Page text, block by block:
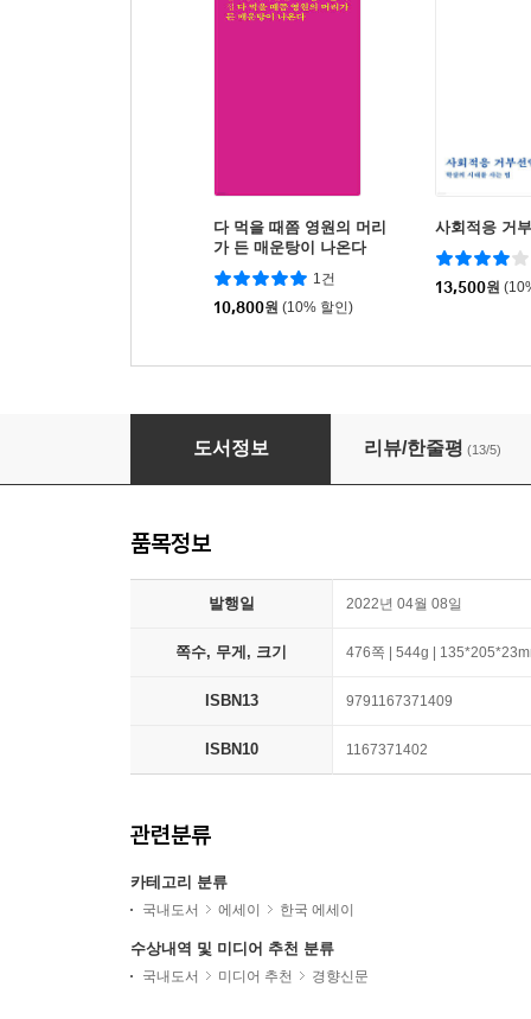
다 먹을 때쯤 영원의 머리
가 든 매운탕이 나온다
1건
10,800원 (10% 할인)
사회적응 거
13,500원
털 난 물고기 모어
도서정보 리뷰/한줄평 (13/5)
품목정보
발행일 2022년 04월 08일
쪽수, 무게, 크기 476쪽 | 544g |
ISBN13 9791167371409
ISBN10 1167371402
관련분류
카테고리 분류
국내도서 에세이 한국 에세이
수상내역 및 미디어 추천 분류
국내도서 미디어 추천 경향신문